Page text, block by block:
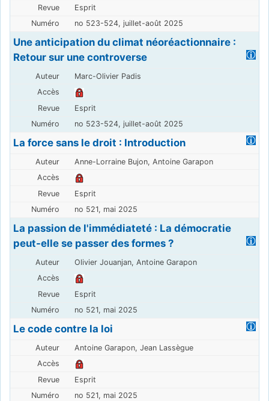
Esprit
no 523-524, juillet-août 2025
Une anticipation du climat néoréactionnaire :
Retour sur une controverse
Marc-Olivier Padis
Esprit
no 523-524, juillet-août 2025
La force sans le droit : Introduction
Anne-Lorraine Bujon, Antoine Garapon
Esprit
no 521, mai 2025
La passion de l'immédiateté : La démocratie
peut-elle se passer des formes ?
Olivier Jouanjan, Antoine Garapon
Esprit
no 521, mai 2025
Le code contre la loi
Antoine Garapon, Jean Lassègue
Esprit
no 521, mai 2025